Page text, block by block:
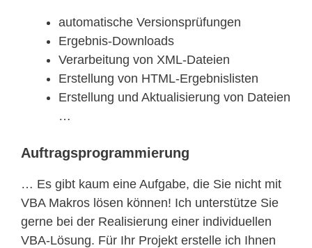
automatische Versionsprüfungen
Ergebnis-Downloads
Verarbeitung von XML-Dateien
Erstellung von HTML-Ergebnislisten
Erstellung und Aktualisierung von Dateien
…
Auftragsprogrammierung
… Es gibt kaum eine Aufgabe, die Sie nicht mit
VBA Makros lösen können! Ich unterstütze Sie
gerne bei der Realisierung einer individuellen
VBA-Lösung. Für Ihr Projekt erstelle ich Ihnen